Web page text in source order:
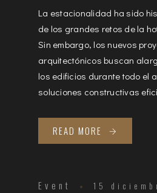
La estacionalidad ha sido
de los grandes retos de la
Sin embargo, los nuevos
arquitectónicos buscan
los edificios durante todo el
soluciones constructivas
READ MORE
Event 15